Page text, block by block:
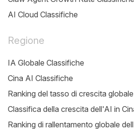
AI Cloud Classifiche
Regione
IA Globale Classifiche
Cina AI Classifiche
Ranking del tasso di crescita
Classifica della crescita dell'AI in
Ranking di rallentamento globale